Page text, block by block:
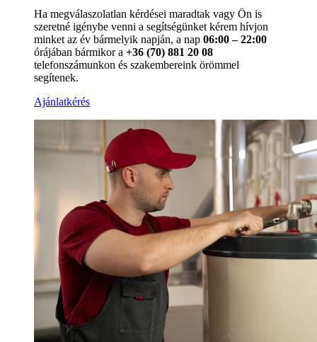
Ha megválaszolatlan kérdései maradtak vagy Ön is
szeretné igénybe venni a segítségünket kérem hívjon
minket az év bármelyik napján, a nap 06:00 – 22:00
órájában bármikor a +36 (70) 881 20 08
telefonszámunkon és szakembereink örömmel
segítenek.
Ajánlatkérés